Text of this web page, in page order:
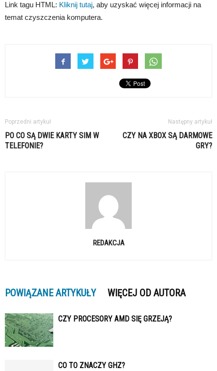
Link tagu HTML: Kliknij tutaj, aby uzyskać więcej informacji na
temat czyszczenia komputera.
Poprzedni artykuł
PO CO SĄ DWIE KARTY SIM W
TELEFONIE?
Następny artykuł
CZY NA XBOX SĄ DARMOWE
GRY?
REDAKCJA
POWIĄZANE ARTYKUŁY WIĘCEJ OD AUTORA
CZY PROCESORY AMD SIĘ GRZEJĄ?
CO TO ZNACZY GHZ?